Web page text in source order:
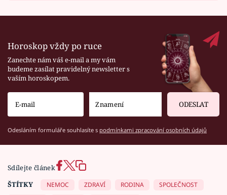
Horoskop vždy po ruce
Zanechte nám váš e-mail a my vám
budeme zasílat pravidelný newsletter s
vaším horoskopem.
ODESLAT
Odesláním formuláře souhlasíte s podmínkami zpracování osobních údajů
Sdílejte článek
ŠTÍTKY
NEMOC ZDRAVÍ RODINA SPOLEČNOST